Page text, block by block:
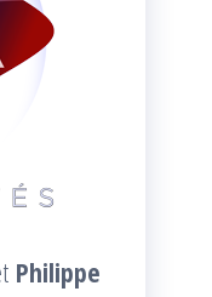
Philippe